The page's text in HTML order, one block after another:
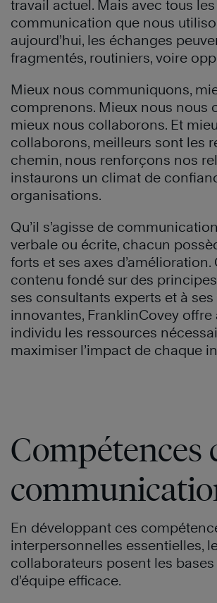
travail actuel. Mais avec tous
communication que nous
aujourd’hui, les échanges
fragmentés, routiniers, voire
Mieux nous communiquons,
comprenons. Mieux nous nous
mieux nous collaborons. Et
collaborons, meilleurs sont les
chemin, nous renforçons nos
instaurons un climat de
organisations.
Qu’il s’agisse de
verbale ou écrite, chacun
forts et ses axes d’amélioration.
contenu fondé sur des
ses consultants experts et à
innovantes, FranklinCovey offre
individu les ressources
maximiser l’impact de chaque
Compétences
En développant ces
interpersonnelles essentielles,
collaborateurs posent les bases
d’équipe efficace.